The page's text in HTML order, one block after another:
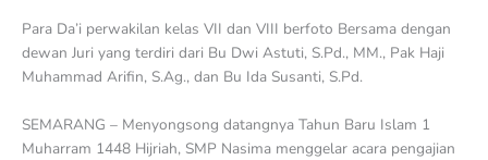
Para Da’i perwakilan kelas VII dan VIII berfoto Bersama dengan
dewan Juri yang terdiri dari Bu Dwi Astuti, S.Pd., MM., Pak Haji
Muhammad Arifin, S.Ag., dan Bu Ida Susanti, S.Pd.
SEMARANG – Menyongsong datangnya Tahun Baru Islam 1
Muharram 1448 Hijriah, SMP Nasima menggelar acara pengajian